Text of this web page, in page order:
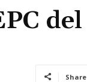
del
Share